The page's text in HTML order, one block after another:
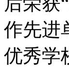
作先进
优秀学